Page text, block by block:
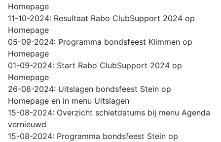
Homepage
11-10-2024: Resultaat Rabo ClubSupport 2024 op
Homepage
05-09-2024: Programma bondsfeest Klimmen op
Homepage
01-09-2024: Start Rabo ClubSupport 2024 op
Homepage
26-08-2024: Uitslagen bondsfeest Stein op
Homepage en in menu Uitslagen
15-08-2024: Overzicht schietdatums bij menu Agenda
vernieuwd
15-08-2024: Programma bondsfeest Stein op